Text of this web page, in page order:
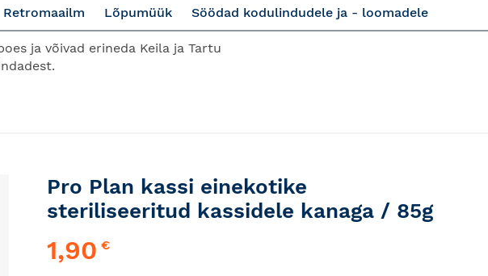
Retromaailm Lõpumüük Söödad kodulindudele ja - loomadele
ja võivad erineda Keila ja Tartu
Pro Plan kassi einekotike
steriliseeritud kassidele kanaga / 85g
1,90€